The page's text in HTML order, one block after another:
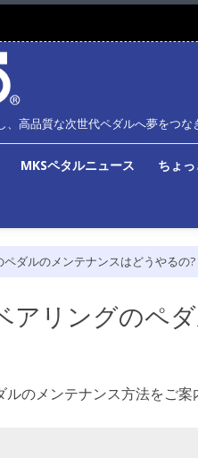
高品質な次世代ペダルへ夢をつな
MKSペタルニュース ちょ
ダルのメンテナンスはどうやるの?
アリングのペ
のメンテナンス方法をご案